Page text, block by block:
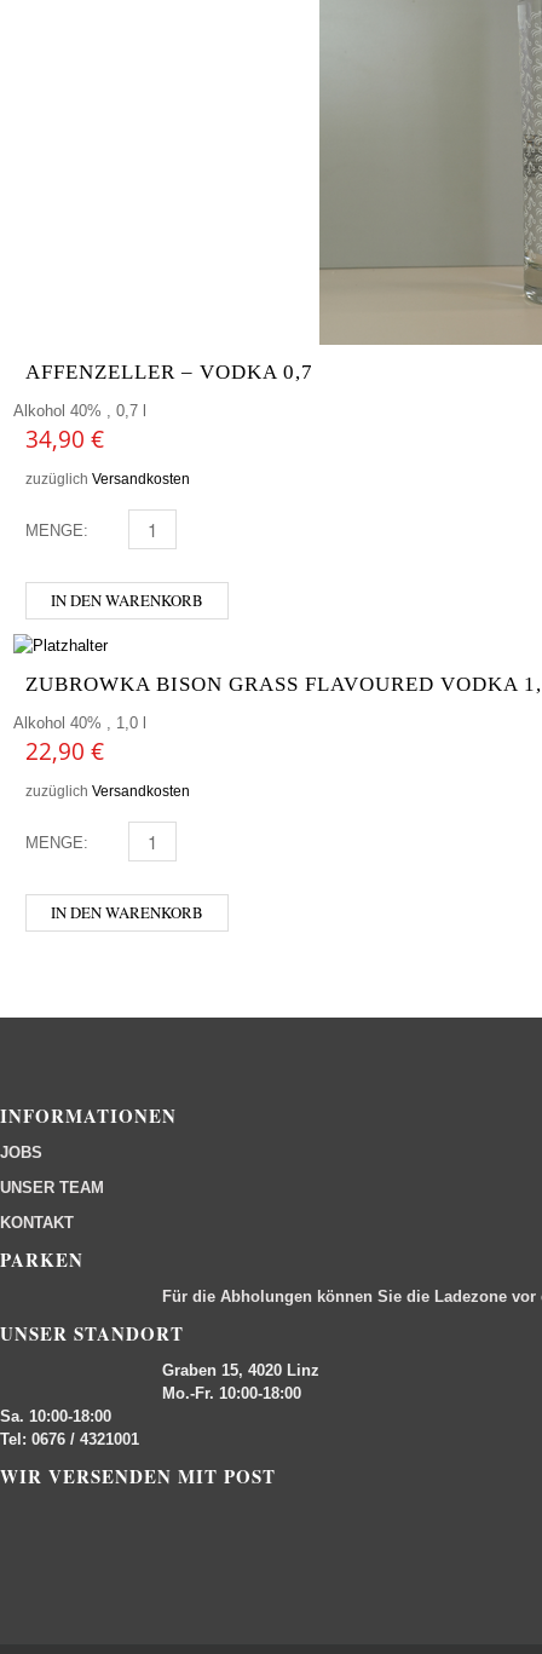
AFFENZELLER – VODKA 0,7
Alkohol 40% , 0,7 l
34,90 €
zuzüglich Versandkosten
MENGE: AFFENZELLER - VODKA 0,7 MENGE
IN DEN WARENKORB
ZUBROWKA BISON GRASS FLAVOURED VODKA
Alkohol 40% , 1,0 l
22,90 €
zuzüglich Versandkosten
MENGE: ZUBROWKA BISON GRASS FLAVOURED VODKA 1,0L
IN DEN WARENKORB
INFORMATIONEN
JOBS
UNSER TEAM
KONTAKT
PARKEN
Für die Abholungen können Sie die Ladezone
UNSER STANDORT
Graben 15, 4020 Linz
Mo.-Fr. 10:00-18:00
Sa. 10:00-18:00
Tel: 0676 / 4321001
WIR VERSENDEN MIT POST